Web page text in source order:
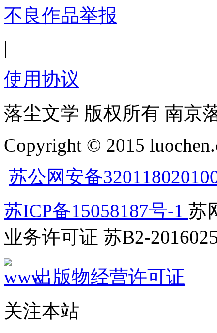
不良作品举报
|
使用协议
落尘文学 版权所有 南京
Copyright © 2015
苏公网安备
苏ICP备15058187号-1 苏
业务许可证 苏B2-
出版物经营许可证
关注本站